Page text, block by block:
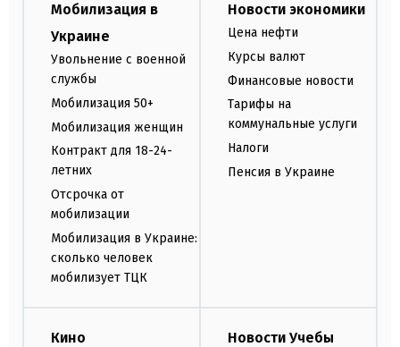
Мобилизация в
Украине
Увольнение с военной
службы
Мобилизация 50+
Мобилизация женщин
Контракт для 18-24-
летних
Отсрочка от
мобилизации
Мобилизация в Украине:
сколько человек
мобилизует ТЦК
Новости экономики
Цена нефти
Курсы валют
Финансовые новости
Тарифы на
коммунальные услуги
Налоги
Пенсия в Украине
Кино Новости Учебы